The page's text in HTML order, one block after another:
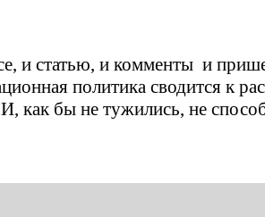
и статью, и комменты и
политика сводится к
как бы не тужились, не